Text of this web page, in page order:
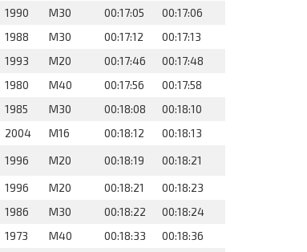
1990 M30 00:17:05
00:17:06
1988 M30 00:17:12
00:17:13
1993 M20 00:17:46
00:17:48
1980 M40 00:17:56
00:17:58
1985 M30 00:18:08
00:18:10
2004 M16 00:18:12
00:18:13
1996 M20 00:18:19
00:18:21
1996 M20 00:18:21
00:18:23
1986 M30 00:18:22
00:18:24
1973 M40 00:18:33
00:18:36